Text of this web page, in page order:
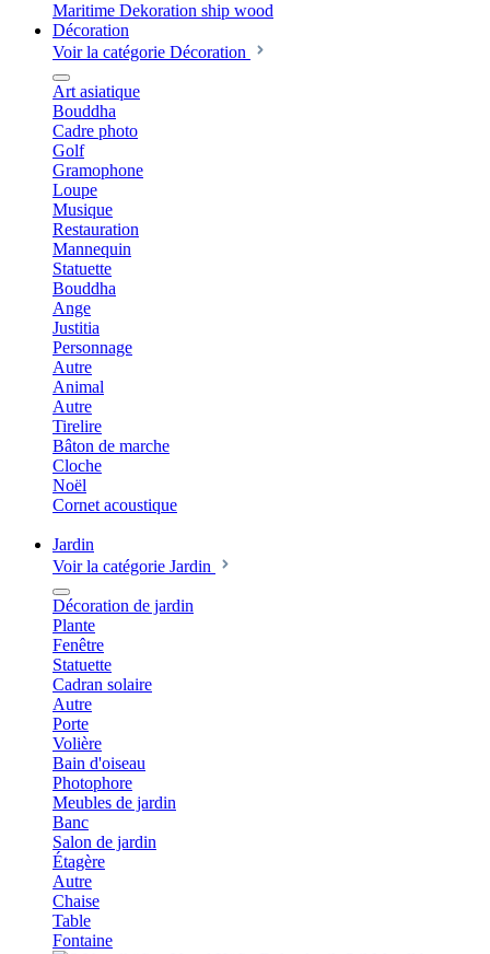
Décoration
Voir la catégorie Décoration
Art asiatique
Bouddha
Cadre photo
Golf
Gramophone
Loupe
Musique
Restauration
Mannequin
Statuette
Bouddha
Ange
Justitia
Personnage
Autre
Animal
Autre
Tirelire
Bâton de marche
Cloche
Noël
Cornet acoustique
Jardin
Voir la catégorie Jardin
Décoration de jardin
Plante
Fenêtre
Statuette
Cadran solaire
Autre
Porte
Volière
Bain d'oiseau
Photophore
Meubles de jardin
Banc
Salon de jardin
Étagère
Autre
Chaise
Table
Fontaine